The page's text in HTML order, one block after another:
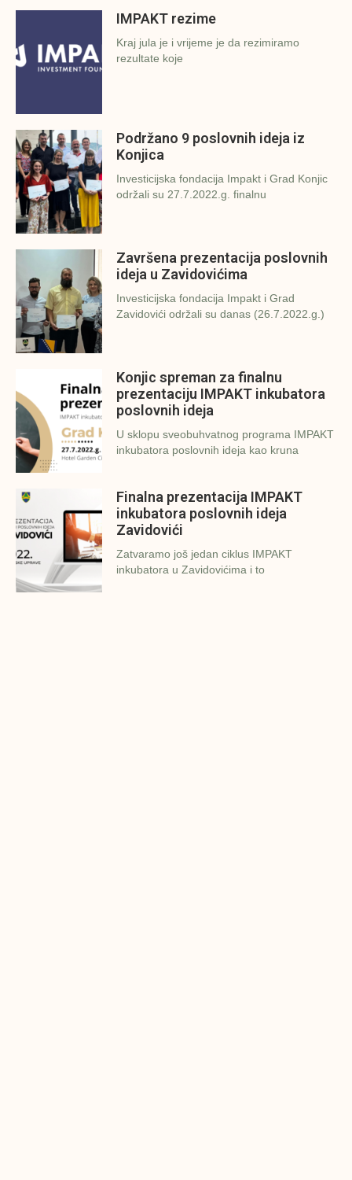
IMPAKT rezime
Kraj jula je i vrijeme je da rezimiramo
rezultate koje
Podržano 9 poslovnih ideja iz
Konjica
Investicijska fondacija Impakt i Grad Konjic
održali su 27.7.2022.g. finalnu
Završena prezentacija poslovnih
ideja u Zavidovićima
Investicijska fondacija Impakt i Grad
Zavidovići održali su danas (26.7.2022.g.)
Konjic spreman za finalnu
prezentaciju IMPAKT inkubatora
poslovnih ideja
U sklopu sveobuhvatnog programa IMPAKT
inkubatora poslovnih ideja kao kruna
Finalna prezentacija IMPAKT
inkubatora poslovnih ideja
Zavidovići
Zatvaramo još jedan ciklus IMPAKT
inkubatora u Zavidovićima i to